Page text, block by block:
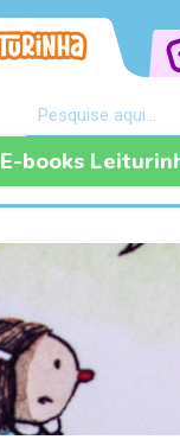
E-books